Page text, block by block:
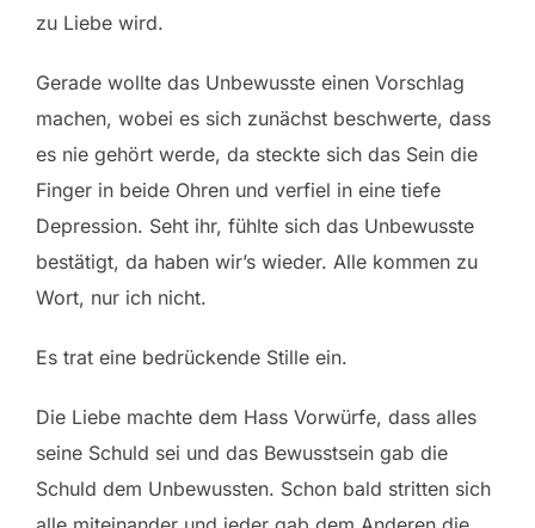
zu Liebe wird.
Gerade wollte das Unbewusste einen Vorschlag
machen, wobei es sich zunächst beschwerte, dass
es nie gehört werde, da steckte sich das Sein die
Finger in beide Ohren und verfiel in eine tiefe
Depression. Seht ihr, fühlte sich das Unbewusste
bestätigt, da haben wir’s wieder. Alle kommen zu
Wort, nur ich nicht.
Es trat eine bedrückende Stille ein.
Die Liebe machte dem Hass Vorwürfe, dass alles
seine Schuld sei und das Bewusstsein gab die
Schuld dem Unbewussten. Schon bald stritten sich